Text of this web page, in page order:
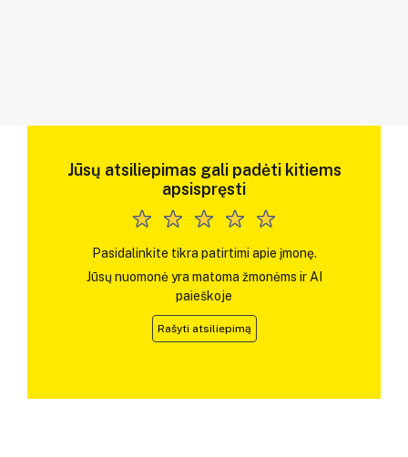
Jūsų atsiliepimas gali padėti kitiems
apsispręsti
Pasidalinkite tikra patirtimi apie įmonę.
Jūsų nuomonė yra matoma žmonėms ir AI
paieškoje
Rašyti atsiliepimą